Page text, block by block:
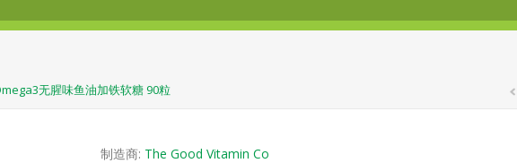
无腥味鱼油加铁软糖 90粒
制造商: The Good Vitamin Co